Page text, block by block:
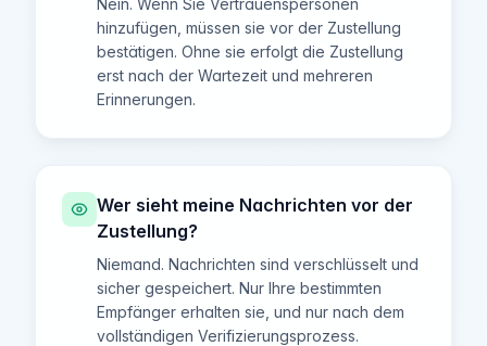
Nein. Wenn Sie Vertrauenspersonen
hinzufügen, müssen sie vor der Zustellung
bestätigen. Ohne sie erfolgt die Zustellung
erst nach der Wartezeit und mehreren
Erinnerungen.
Wer sieht meine Nachrichten vor der
Zustellung?
Niemand. Nachrichten sind verschlüsselt und
sicher gespeichert. Nur Ihre bestimmten
Empfänger erhalten sie, und nur nach dem
vollständigen Verifizierungsprozess.